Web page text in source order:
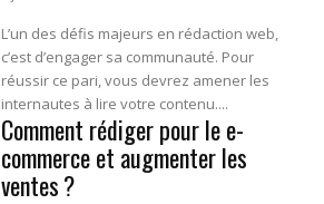
L’un des défis majeurs en rédaction web,
c’est d’engager sa communauté. Pour
réussir ce pari, vous devrez amener les
internautes à lire votre contenu....
Comment rédiger pour le e-
commerce et augmenter les
ventes ?